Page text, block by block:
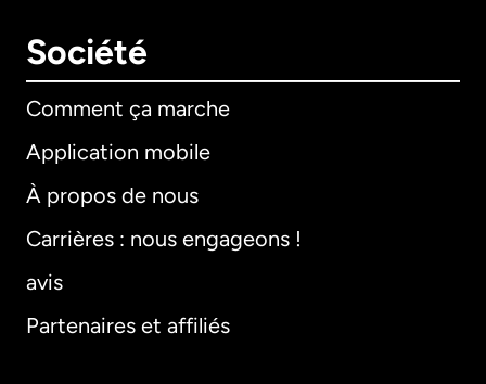
Société
Comment ça marche
Application mobile
À propos de nous
Carrières : nous engageons !
avis
Partenaires et affiliés